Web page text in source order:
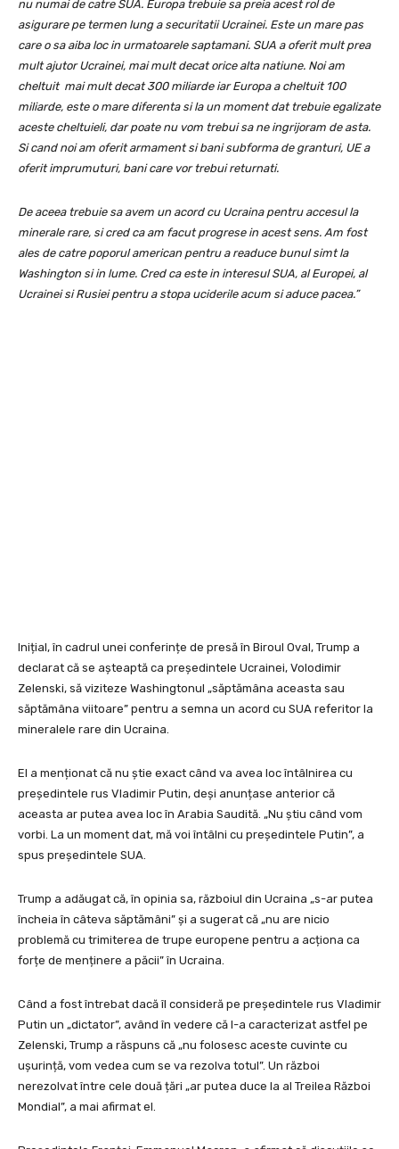
nu numai de catre SUA. Europa trebuie sa preia acest rol de
asigurare pe termen lung a securitatii Ucrainei. Este un mare pas
care o sa aiba loc in urmatoarele saptamani. SUA a oferit mult prea
mult ajutor Ucrainei, mai mult decat orice alta natiune. Noi am
cheltuit mai mult decat 300 miliarde iar Europa a cheltuit 100
miliarde, este o mare diferenta si la un moment dat trebuie egalizate
aceste cheltuieli, dar poate nu vom trebui sa ne ingrijoram de asta.
Si cand noi am oferit armament si bani subforma de granturi, UE a
oferit imprumuturi, bani care vor trebui returnati.
De aceea trebuie sa avem un acord cu Ucraina pentru accesul la
minerale rare, si cred ca am facut progrese in acest sens. Am fost
ales de catre poporul american pentru a readuce bunul simt la
Washington si in lume. Cred ca este in interesul SUA, al Europei, al
Ucrainei si Rusiei pentru a stopa uciderile acum si aduce pacea.”
Inițial, în cadrul unei conferințe de presă în Biroul Oval, Trump a
declarat că se așteaptă ca președintele Ucrainei, Volodimir
Zelenski, să viziteze Washingtonul „săptămâna aceasta sau
săptămâna viitoare” pentru a semna un acord cu SUA referitor la
mineralele rare din Ucraina.
El a menționat că nu știe exact când va avea loc întâlnirea cu
președintele rus Vladimir Putin, deși anunțase anterior că
aceasta ar putea avea loc în Arabia Saudită. „Nu știu când vom
vorbi. La un moment dat, mă voi întâlni cu președintele Putin”, a
spus președintele SUA.
Trump a adăugat că, în opinia sa, războiul din Ucraina „s-ar putea
încheia în câteva săptămâni” și a sugerat că „nu are nicio
problemă cu trimiterea de trupe europene pentru a acționa ca
forțe de menținere a păcii” în Ucraina.
Când a fost întrebat dacă îl consideră pe președintele rus Vladimir
Putin un „dictator”, având în vedere că l-a caracterizat astfel pe
Zelenski, Trump a răspuns că „nu folosesc aceste cuvinte cu
ușurință, vom vedea cum se va rezolva totul”. Un război
nerezolvat între cele două țări „ar putea duce la al Treilea Război
Mondial”, a mai afirmat el.